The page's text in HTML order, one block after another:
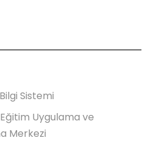
Sistemi
Uygulama ve
Merkezi